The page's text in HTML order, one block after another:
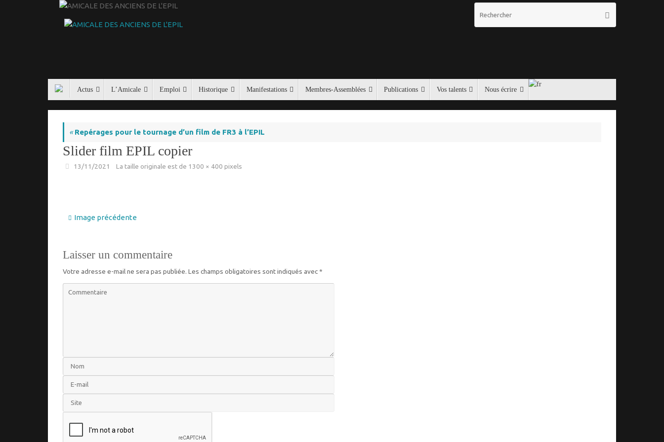
Rechercher
Passer
Actus L’Amicale Emploi Historique Manifestations Membres-Assemblées Publications Vos talents Nous écrire
«Repérages pour le tournage d’un film de FR3 à l’EPIL
Slider film EPIL copier
13/11/2021 La taille originale est de 1300 × 400 pixels
Image précédente
Laisser un commentaire
Votre adresse e-mail ne sera pas publiée. Les champs obligatoires sont indiqués avec *